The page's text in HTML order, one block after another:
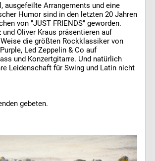
ausgefeilte Arrangements und eine
Humor sind in den letzten 20 Jahren
von "JUST FRIENDS" geworden.
Oliver Kraus präsentieren auf
die größten Rockklassiker von
Led Zeppelin & Co auf
und Konzertgitarre. Und natürlich
Leidenschaft für Swing und Latin nicht
gebeten.